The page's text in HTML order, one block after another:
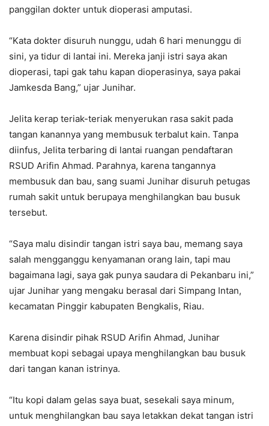
panggilan dokter untuk dioperasi amputasi.
“Kata dokter disuruh nunggu, udah 6 hari menunggu di
sini, ya tidur di lantai ini. Mereka janji istri saya akan
dioperasi, tapi gak tahu kapan dioperasinya, saya pakai
Jamkesda Bang,” ujar Junihar.
Jelita kerap teriak-teriak menyerukan rasa sakit pada
tangan kanannya yang membusuk terbalut kain. Tanpa
diinfus, Jelita terbaring di lantai ruangan pendaftaran
RSUD Arifin Ahmad. Parahnya, karena tangannya
membusuk dan bau, sang suami Junihar disuruh petugas
rumah sakit untuk berupaya menghilangkan bau busuk
tersebut.
“Saya malu disindir tangan istri saya bau, memang saya
salah mengganggu kenyamanan orang lain, tapi mau
bagaimana lagi, saya gak punya saudara di Pekanbaru ini,”
ujar Junihar yang mengaku berasal dari Simpang Intan,
kecamatan Pinggir kabupaten Bengkalis, Riau.
Karena disindir pihak RSUD Arifin Ahmad, Junihar
membuat kopi sebagai upaya menghilangkan bau busuk
dari tangan kanan istrinya.
“Itu kopi dalam gelas saya buat, sesekali saya minum,
untuk menghilangkan bau saya letakkan dekat tangan istri